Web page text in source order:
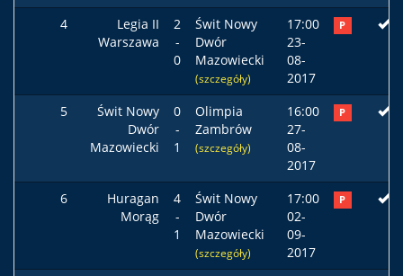
4
Legia II
Warszawa
2
-
0
Świt Nowy
Dwór
Mazowiecki
(szczegóły)
17:00
23-
08-
2017
P
5
Świt Nowy
Dwór
Mazowiecki
0
-
1
Olimpia
Zambrów
(szczegóły)
16:00
27-
08-
2017
P
6
Huragan
Morąg
4
-
1
Świt Nowy
Dwór
Mazowiecki
(szczegóły)
17:00
02-
09-
2017
P